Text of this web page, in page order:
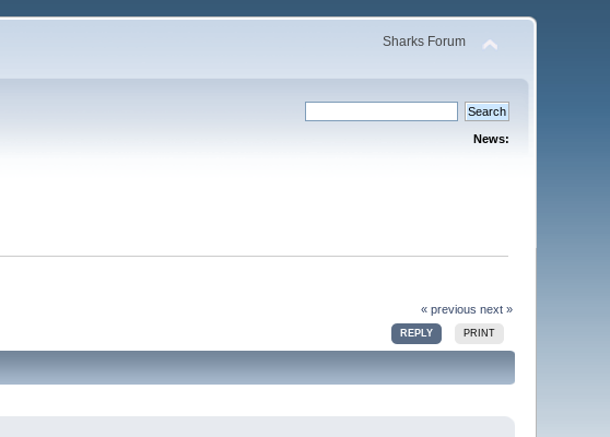
Sharks Forum
News:
« previous next »
REPLY PRINT